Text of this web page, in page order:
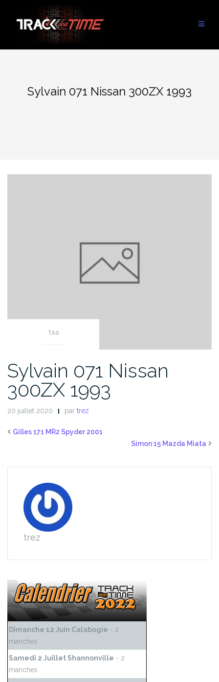
contenu
Sylvain 071 Nissan 300ZX 1993
TA0
Sylvain 071 Nissan
300ZX 1993
20 juillet 2020 par trez
Gilles 171 MR2 Spyder 2001
Simon 15 Mazda Miata
trez
Dimanche 12 Juin Calabogie - 2
manches
Samedi 2 Juillet Shannonville - 2
manches